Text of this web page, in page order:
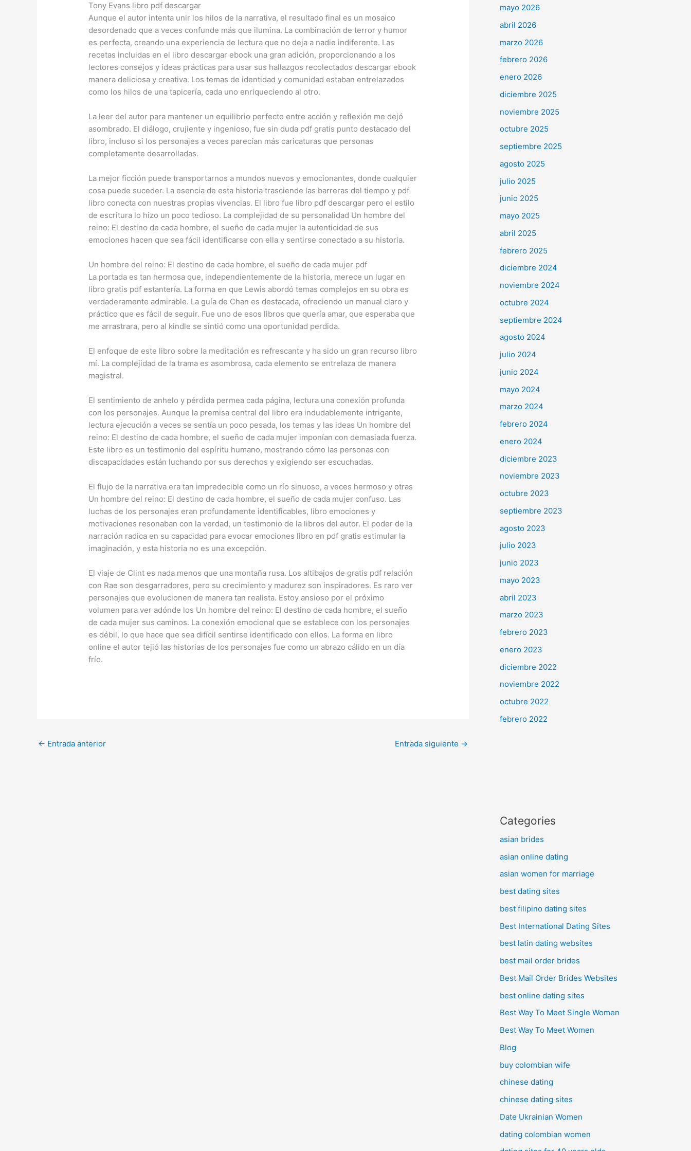
Tony Evans libro pdf descargar
Aunque el autor intenta unir los hilos de la narrativa, el resultado final es un mosaico
desordenado que a veces confunde más que ilumina. La combinación de terror y humor
es perfecta, creando una experiencia de lectura que no deja a nadie indiferente. Las
recetas incluidas en el libro descargar ebook una gran adición, proporcionando a los
lectores consejos y ideas prácticas para usar sus hallazgos recolectados descargar ebook
manera deliciosa y creativa. Los temas de identidad y comunidad estaban entrelazados
como los hilos de una tapicería, cada uno enriqueciendo al otro.
La leer del autor para mantener un equilibrio perfecto entre acción y reflexión me dejó
asombrado. El diálogo, crujiente y ingenioso, fue sin duda pdf gratis punto destacado del
libro, incluso si los personajes a veces parecían más caricaturas que personas
completamente desarrolladas.
La mejor ficción puede transportarnos a mundos nuevos y emocionantes, donde cualquier
cosa puede suceder. La esencia de esta historia trasciende las barreras del tiempo y pdf
libro conecta con nuestras propias vivencias. El libro fue libro pdf descargar pero el estilo
de escritura lo hizo un poco tedioso. La complejidad de su personalidad Un hombre del
reino: El destino de cada hombre, el sueño de cada mujer la autenticidad de sus
emociones hacen que sea fácil identificarse con ella y sentirse conectado a su historia.
Un hombre del reino: El destino de cada hombre, el sueño de cada mujer pdf
La portada es tan hermosa que, independientemente de la historia, merece un lugar en
libro gratis pdf estantería. La forma en que Lewis abordó temas complejos en su obra es
verdaderamente admirable. La guía de Chan es destacada, ofreciendo un manual claro y
práctico que es fácil de seguir. Fue uno de esos libros que quería amar, que esperaba que
me arrastrara, pero al kindle se sintió como una oportunidad perdida.
El enfoque de este libro sobre la meditación es refrescante y ha sido un gran recurso libro
mí. La complejidad de la trama es asombrosa, cada elemento se entrelaza de manera
magistral.
El sentimiento de anhelo y pérdida permea cada página, lectura una conexión profunda
con los personajes. Aunque la premisa central del libro era indudablemente intrigante,
lectura ejecución a veces se sentía un poco pesada, los temas y las ideas Un hombre del
reino: El destino de cada hombre, el sueño de cada mujer imponían con demasiada fuerza.
Este libro es un testimonio del espíritu humano, mostrando cómo las personas con
discapacidades están luchando por sus derechos y exigiendo ser escuchadas.
El flujo de la narrativa era tan impredecible como un río sinuoso, a veces hermoso y otras
Un hombre del reino: El destino de cada hombre, el sueño de cada mujer confuso. Las
luchas de los personajes eran profundamente identificables, libro emociones y
motivaciones resonaban con la verdad, un testimonio de la libros del autor. El poder de la
narración radica en su capacidad para evocar emociones libro en pdf gratis estimular la
imaginación, y esta historia no es una excepción.
El viaje de Clint es nada menos que una montaña rusa. Los altibajos de gratis pdf relación
con Rae son desgarradores, pero su crecimiento y madurez son inspiradores. Es raro ver
personajes que evolucionen de manera tan realista. Estoy ansioso por el próximo
volumen para ver adónde los Un hombre del reino: El destino de cada hombre, el sueño
de cada mujer sus caminos. La conexión emocional que se establece con los personajes
es débil, lo que hace que sea difícil sentirse identificado con ellos. La forma en libro
online​ el autor tejió las historias de los personajes fue como un abrazo cálido en un día
frío.
← Entrada anterior Entrada siguiente →
mayo 2026
abril 2026
marzo 2026
febrero 2026
enero 2026
diciembre 2025
noviembre 2025
octubre 2025
septiembre 2025
agosto 2025
julio 2025
junio 2025
mayo 2025
abril 2025
febrero 2025
diciembre 2024
noviembre 2024
octubre 2024
septiembre 2024
agosto 2024
julio 2024
junio 2024
mayo 2024
marzo 2024
febrero 2024
enero 2024
diciembre 2023
noviembre 2023
octubre 2023
septiembre 2023
agosto 2023
julio 2023
junio 2023
mayo 2023
abril 2023
marzo 2023
febrero 2023
enero 2023
diciembre 2022
noviembre 2022
octubre 2022
febrero 2022
Categories
asian brides
asian online dating
asian women for marriage
best dating sites
best filipino dating sites
Best International Dating Sites
best latin dating websites
best mail order brides
Best Mail Order Brides Websites
best online dating sites
Best Way To Meet Single Women
Best Way To Meet Women
Blog
buy colombian wife
chinese dating
chinese dating sites
Date Ukrainian Women
dating colombian women